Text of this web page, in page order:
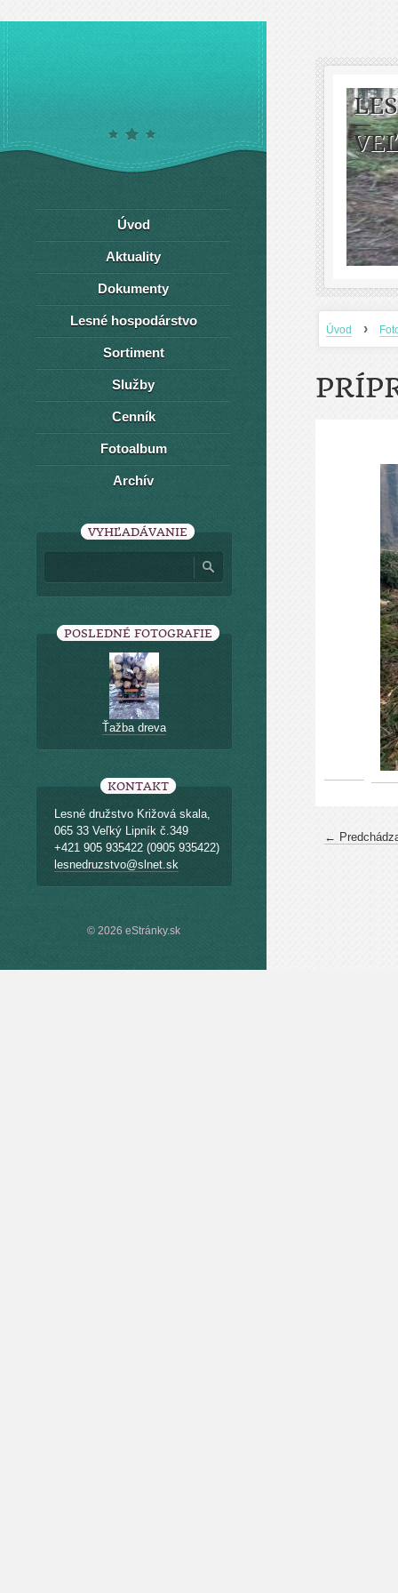
Úvod ›
←
Úvod
Aktuality
Dokumenty
Lesné hospodárstvo
Sortiment
Služby
Cenník
Fotoalbum
Archív
VYHĽADÁVANIE
POSLEDNÉ FOTOGRAFIE
Ťažba dreva
KONTAKT
Lesné družstvo Križová skala,
065 33 Veľký Lipník č.349
+421 905 935422 (0905 935422)
lesnedruzstvo@slnet.sk
© 2026 eStránky.sk